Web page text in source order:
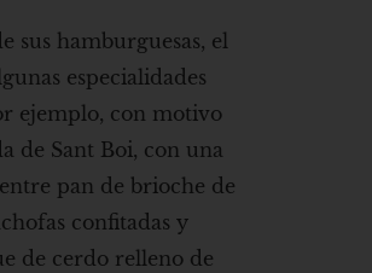
sus hamburguesas, el
especialidades
ejemplo, con motivo
de Sant Boi, con una
pan de brioche de
confitadas y
de cerdo relleno de